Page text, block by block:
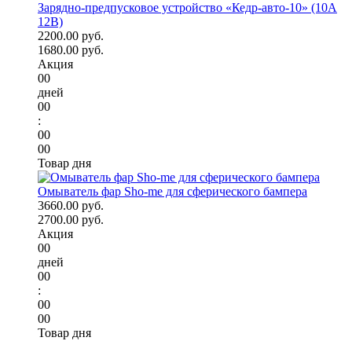
Зарядно-предпусковое устройство «Кедр-авто-10» (10A
12В)
2200.00 руб.
1680.00 руб.
Акция
00
дней
00
:
00
00
Товар дня
Омыватель фар Sho-me для сферического бампера
3660.00 руб.
2700.00 руб.
Акция
00
дней
00
:
00
00
Товар дня